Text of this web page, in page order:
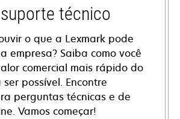
técnico
o que a Lexmark pode
empresa? Saiba como você
comercial mais rápido do
possível. Encontre
perguntas técnicas e de
Vamos começar!